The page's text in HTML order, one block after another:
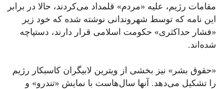
مقامات رژیم، علیه «مردم» قلمداد می‌کردند، حالا در برابر
این نامه که توسط شهروندانی نوشته شده که خود زیر
«فشار حداکثری» حکومت اسلامی قرار دارند، دستپاچه
شده‌اند.
«حقوق بشر» نیز بخشی از ویترین لابیگران کاسبکار رژیم
را تشکیل می‌دهد. آنها سال‌هاست با نمایش «تندرو» و